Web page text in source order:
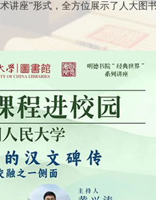
讲座”形式，全方位展示了人大图